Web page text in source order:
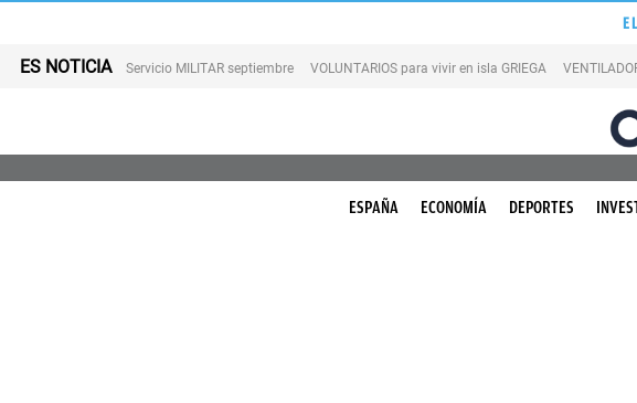
ES NOTICIA Servicio MILITAR septiembre VOLUNTARIOS para vivir en isla GRIEGA
ESPAÑA ECONOMÍA DEPORTES